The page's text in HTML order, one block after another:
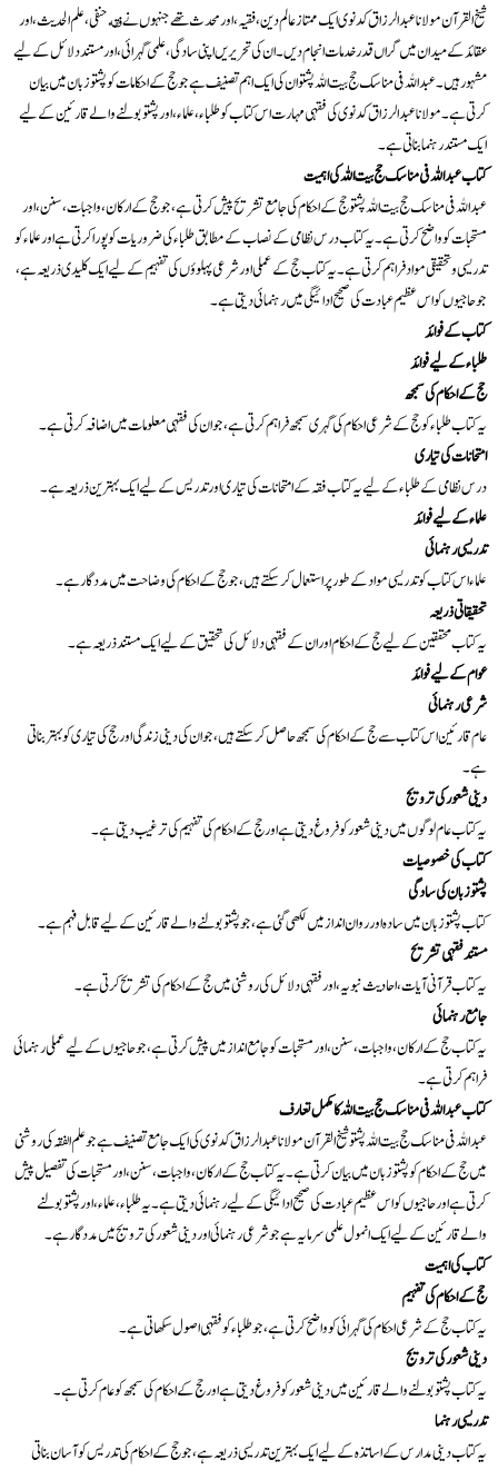
شیخ القرآن مولانا عبدالرزاق کدنوی ایک ممتاز عالم دین، فقیہ، اور محدث تھے جنہوں نے فقه حنفی، علم الحدیث، اور
عقائد کے میدان میں گراں قدر خدمات انجام دیں۔ ان کی تحریریں اپنی سادگی، علمی گہرائی، اور مستند دلائل کے لیے
مشہور ہیں۔ عبداللہ فی مناسک حج بیت اللہ پشتو ان کی ایک اہم تصنیف ہے جو حج کے احکامات کو پشتو زبان میں بیان
کرتی ہے۔ مولانا عبدالرزاق کدنوی کی فقہی مہارت اس کتاب کو طلباء، علماء، اور پشتو بولنے والے قارئین کے لیے
ایک مستند رہنما بناتی ہے۔
کتاب عبداللہ فی مناسک حج بیت اللہ کی اہمیت
عبداللہ فی مناسک حج بیت اللہ پشتو حج کے احکام کی جامع تشریح پیش کرتی ہے، جو حج کے ارکان، واجبات، سنن، اور
مستحبات کو واضح کرتی ہے۔ یہ کتاب درس نظامی کے نصاب کے مطابق طلباء کی ضروریات کو پورا کرتی ہے اور علماء کو
تدریسی و تحقیقی مواد فراہم کرتی ہے۔ یہ کتاب حج کے عملی اور شرعی پہلوؤں کی تفہیم کے لیے ایک کلیدی ذریعہ ہے،
جو حاجیوں کو اس عظیم عبادت کی صحیح ادائیگی میں رہنمائی دیتی ہے۔
کتاب کے فوائد
طلباء کے لیے فوائد
حج کے احکام کی سمجھ
یہ کتاب طلباء کو حج کے شرعی احکام کی گہری سمجھ فراہم کرتی ہے، جو ان کی فقہی معلومات میں اضافہ کرتی ہے۔
امتحانات کی تیاری
درس نظامی کے طلباء کے لیے یہ کتاب فقہ کے امتحانات کی تیاری اور تدریس کے لیے ایک بہترین ذریعہ ہے۔
علماء کے لیے فوائد
تدریسی رہنمائی
علماء اس کتاب کو تدریسی مواد کے طور پر استعمال کر سکتے ہیں، جو حج کے احکام کی وضاحت میں مددگار ہے۔
تحقیقاتی ذریعہ
یہ کتاب محققین کے لیے حج کے احکام اور ان کے فقہی دلائل کی تحقیق کے لیے ایک مستند ذریعہ ہے۔
عوام کے لیے فوائد
شرعی رہنمائی
عام قارئین اس کتاب سے حج کے احکام کی سمجھ حاصل کر سکتے ہیں، جو ان کی دینی زندگی اور حج کی تیاری کو بہتر بناتی
ہے۔
دینی شعور کی ترویج
یہ کتاب عام لوگوں میں دینی شعور کو فروغ دیتی ہے اور حج کے احکام کی تفہیم کی ترغیب دیتی ہے۔
کتاب کی خصوصیات
پشتو زبان کی سادگی
کتاب پشتو زبان میں سادہ اور روان انداز میں لکھی گئی ہے، جو پشتو بولنے والے قارئین کے لیے قابل فہم ہے۔
مستند فقہی تشریح
یہ کتاب قرآنی آیات، احادیث نبویہ، اور فقہی دلائل کی روشنی میں حج کے احکام کی تشریح کرتی ہے۔
جامع رہنمائی
یہ کتاب حج کے ارکان، واجبات، سنن، اور مستحبات کو جامع انداز میں پیش کرتی ہے، جو حاجیوں کے لیے عملی رہنمائی
فراہم کرتی ہے۔
کتاب عبداللہ فی مناسک حج بیت اللہ کا مکمل تعارف
عبداللہ فی مناسک حج بیت اللہ پشتو شیخ القرآن مولانا عبدالرزاق کدنوی کی ایک جامع تصنیف ہے جو علم الفقہ کی روشنی
میں حج کے احکام کو پشتو زبان میں بیان کرتی ہے۔ یہ کتاب حج کے ارکان، واجبات، سنن، اور مستحبات کی تفصیل پیش
کرتی ہے اور حاجیوں کو اس عظیم عبادت کی صحیح ادائیگی کے لیے رہنمائی دیتی ہے۔ یہ طلباء، علماء، اور پشتو بولنے
والے قارئین کے لیے ایک انمول علمی سرمایہ ہے جو شرعی رہنمائی اور دینی شعور کی ترویج میں مددگار ہے۔
کتاب کی اہمیت
حج کے احکام کی تفہیم
یہ کتاب حج کے شرعی احکام کی گہرائی کو واضح کرتی ہے، جو طلباء کو فقہی اصول سکھاتی ہے۔
دینی شعور کی ترویج
یہ کتاب پشتو بولنے والے قارئین میں دینی شعور کو فروغ دیتی ہے اور حج کے احکام کی سمجھ کو عام کرتی ہے۔
تدریسی رہنما
یہ کتاب دینی مدارس کے اساتذہ کے لیے ایک بہترین تدریسی ذریعہ ہے، جو حج کے احکام کی تدریس کو آسان بناتی